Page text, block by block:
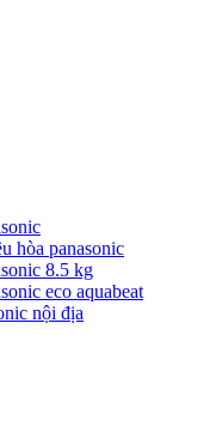
hòa panasonic
8.5 kg
eco aquabeat
nội địa